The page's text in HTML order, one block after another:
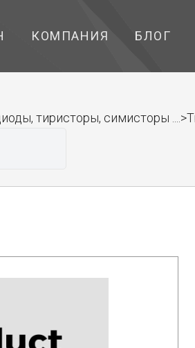
КОМПАНИЯ БЛОГ
тиристоры, симисторы